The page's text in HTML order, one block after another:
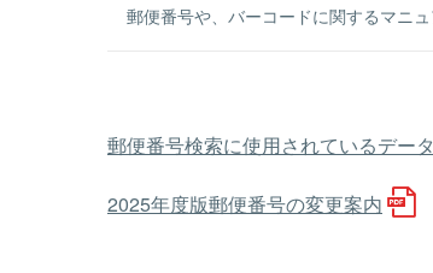
郵便番号や、バーコードに関するマニュ
郵便番号検索に使用されているデー
2025年度版郵便番号の変更案内